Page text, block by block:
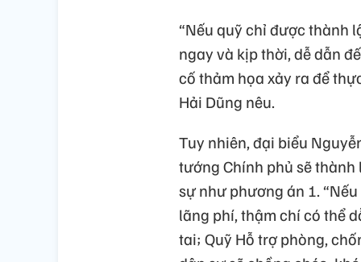
“Nếu quỹ chỉ được thành
ngay và kịp thời, dễ dẫn
cố thảm họa xảy ra để
Hải Dũng nêu.
Tuy nhiên, đại biểu
tướng Chính phủ sẽ
sự như phương án 1.
lãng phí, thậm chí có thể
tai; Quỹ Hỗ trợ phòng,